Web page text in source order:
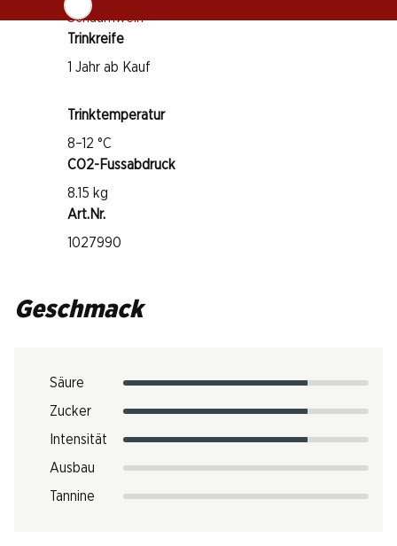
Schaumwein
Trinkreife
1 Jahr ab Kauf
Trinktemperatur
8–12 °C
CO2-Fussabdruck
8.15 kg
Art.Nr.
1027990
Geschmack
Säure
Zucker
Intensität
Ausbau
Tannine